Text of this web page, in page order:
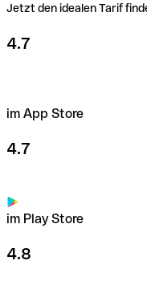
Jetzt den idealen Tarif
4.7
im App Store
4.7
im Play Store
4.8